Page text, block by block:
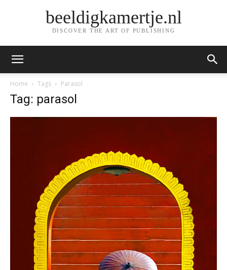
beeldigkamertje.nl
DISCOVER THE ART OF PUBLISHING
Home Tags Parasol
Tag: parasol